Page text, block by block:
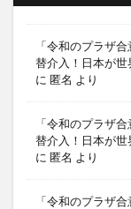
「令和のプラザ
替介入！日本が
に 匿名 より
「令和のプラザ
替介入！日本が
に 匿名 より
「令和のプラザ